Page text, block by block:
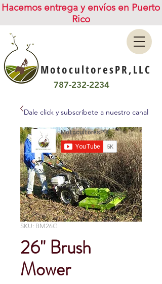
Hacemos entrega y envíos en Puerto
Rico
MotocultoresPR,LLC
787-232-2234
Dale click y subscríbete a nuestro canal
SKU: BM26G
26" Brush
Mower